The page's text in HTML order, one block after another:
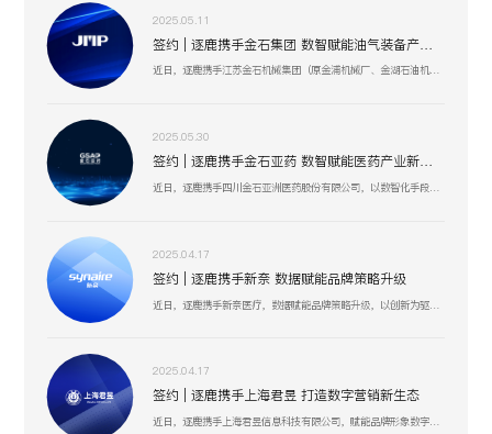
2025.05.11
签约 | 逐鹿携手金石集团 数智赋能油气装备产业升级
近日，逐鹿携手江苏金石机械集团（原金浦机械厂、金湖石油机械有限公司 ），以数智化技术为引擎，聚焦油气装备产业创新升级，助力金石集团在研发、生产、服务全流程提效，驱动高压油气井口装备等业务开启数智化增长新篇 。
2025.05.30
签约 | 逐鹿携手金石亚药 数智赋能医药产业新增长
近日，逐鹿携手四川金石亚洲医药股份有限公司，以数智化手段赋能医药产业升级，聚焦创新驱动与价值深挖，助力金石亚药在医药健康、新材料及机械设备等业务板块，开启高效增长、精准运营的全新阶段 。
2025.04.17
签约 | 逐鹿携手新奈 数据赋能品牌策略升级
2025.04.17
签约 | 逐鹿携手上海君昱 打造数字营销新生态
近日，逐鹿携手上海君昱信息科技有限公司，赋能品牌形象数字化，以全新的互联网形象为品牌营销赋能。